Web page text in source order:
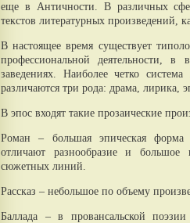
еще в Античности. В различных
текстов литературных произведений,
В настоящее время существует
профессиональной деятельности,
заведениях. Наиболее четко
различаются три рода: драма, лирика,
В эпос входят такие прозаические
Роман – большая эпическая форма
отличают разнообразие и большое
сюжетных линий.
Рассказ – небольшое по объему
Баллада – в провансальской